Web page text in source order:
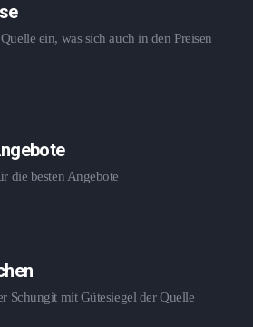
ein, was sich auch in den Preisen
die besten Angebote
Schungit mit Gütesiegel der Quelle